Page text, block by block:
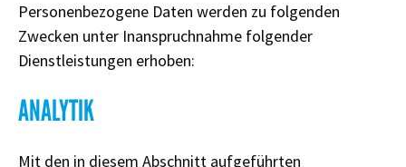
Personenbezogene Daten werden zu folgenden
Zwecken unter Inanspruchnahme folgender
Dienstleistungen erhoben:
ANALYTIK
Mit den in diesem Abschnitt aufgeführten